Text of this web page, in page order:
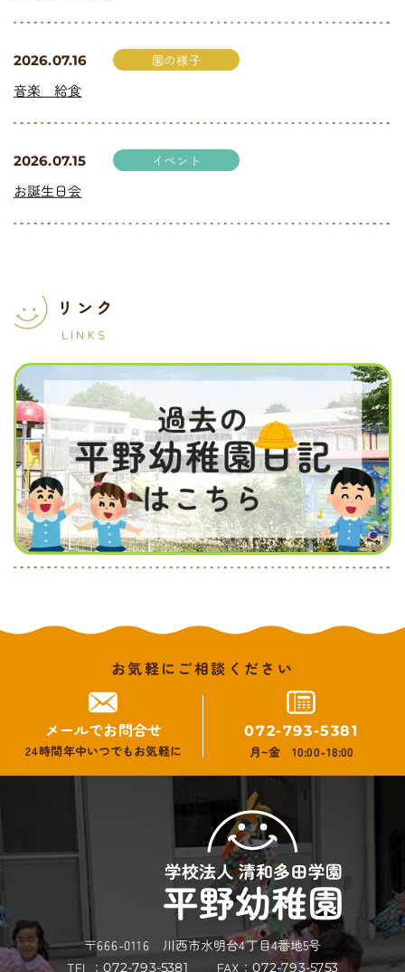
2026.07.16 園の様子
音楽 給食
2026.07.15 イベント
お誕生日会
リンク
LINKS
お気軽にご相談ください
メールでお問合せ
24時間年中いつでもお気軽に
072-793-5381
月~金 10:00-18:00
〒666-0116 川西市水明台4丁目4番地5号
TEL：072-793-5381 FAX： 072-793-5753